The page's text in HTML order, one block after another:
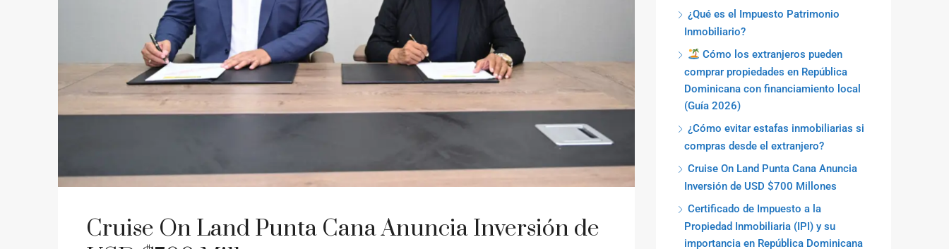
Cruise On Land Punta Cana Anuncia Inversión de
¿Qué es el Impuesto Patrimonio
Inmobiliario?
Cómo los extranjeros pueden
comprar propiedades en República
Dominicana con financiamiento local
(Guía 2026)
¿Cómo evitar estafas inmobiliarias si
compras desde el extranjero?
Cruise On Land Punta Cana Anuncia
Inversión de USD $700 Millones
Certificado de Impuesto a la
Propiedad Inmobiliaria (IPI) y su
importancia en República Dominicana